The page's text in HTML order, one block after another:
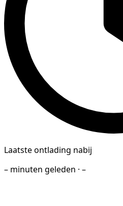
Laatste ontlading nabij
– minuten geleden · –